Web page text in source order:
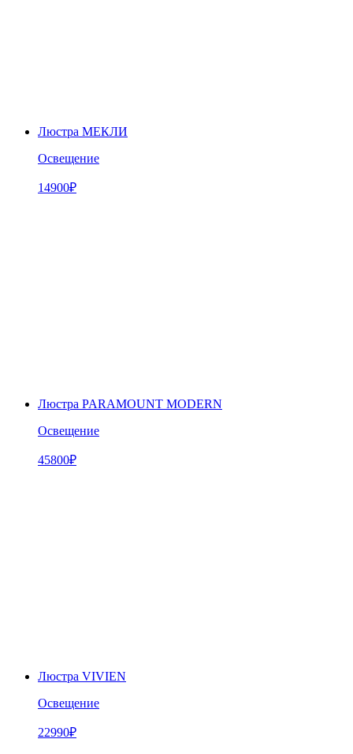
Люстра МЕКЛИ
Освещение
14900₽
Люстра PARAMOUNT MODERN
Освещение
45800₽
Люстра VIVIEN
Освещение
22990₽